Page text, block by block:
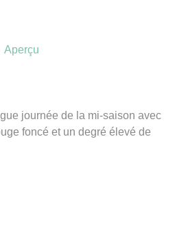
Aperçu
journée de la mi-saison avec
foncé et un degré élevé de